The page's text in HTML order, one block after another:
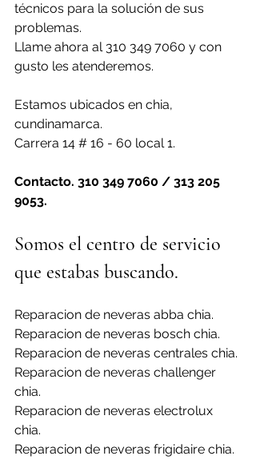
técnicos para la solución de sus
problemas.
Llame ahora al 310 349 7060 y con
gusto les atenderemos.
Estamos ubicados en chia,
cundinamarca.
Carrera 14 # 16 - 60 local 1.
Contacto. 310 349 7060 / 313 205
9053.
Somos el centro de servicio
que estabas buscando.
Reparacion de neveras abba chia.
Reparacion de neveras bosch chia.
Reparacion de neveras centrales chia.
Reparacion de neveras challenger
chia.
Reparacion de neveras electrolux
chia.
Reparacion de neveras frigidaire chia.